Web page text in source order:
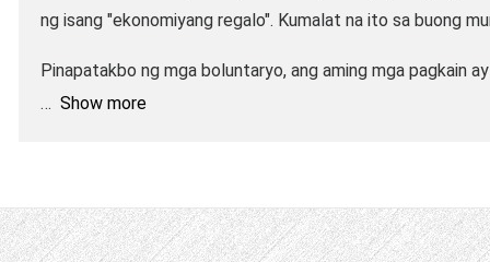
ng isang "ekonomiyang regalo". Kumalat na ito sa buong
Pinapatakbo ng mga boluntaryo, ang aming mga pagkain
Show more